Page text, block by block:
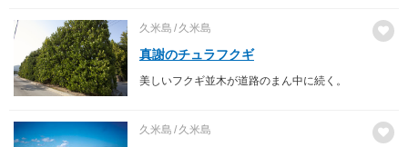
久米島 久米島
真謝のチュラフクギ
美しいフクギ並木が道路のまん中に続く。
久米島 久米島